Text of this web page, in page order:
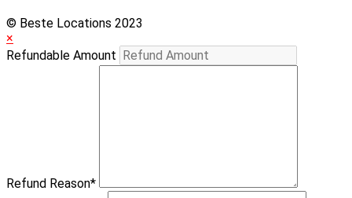
© Beste Locations 2023
×
Refundable Amount
Refund Reason*